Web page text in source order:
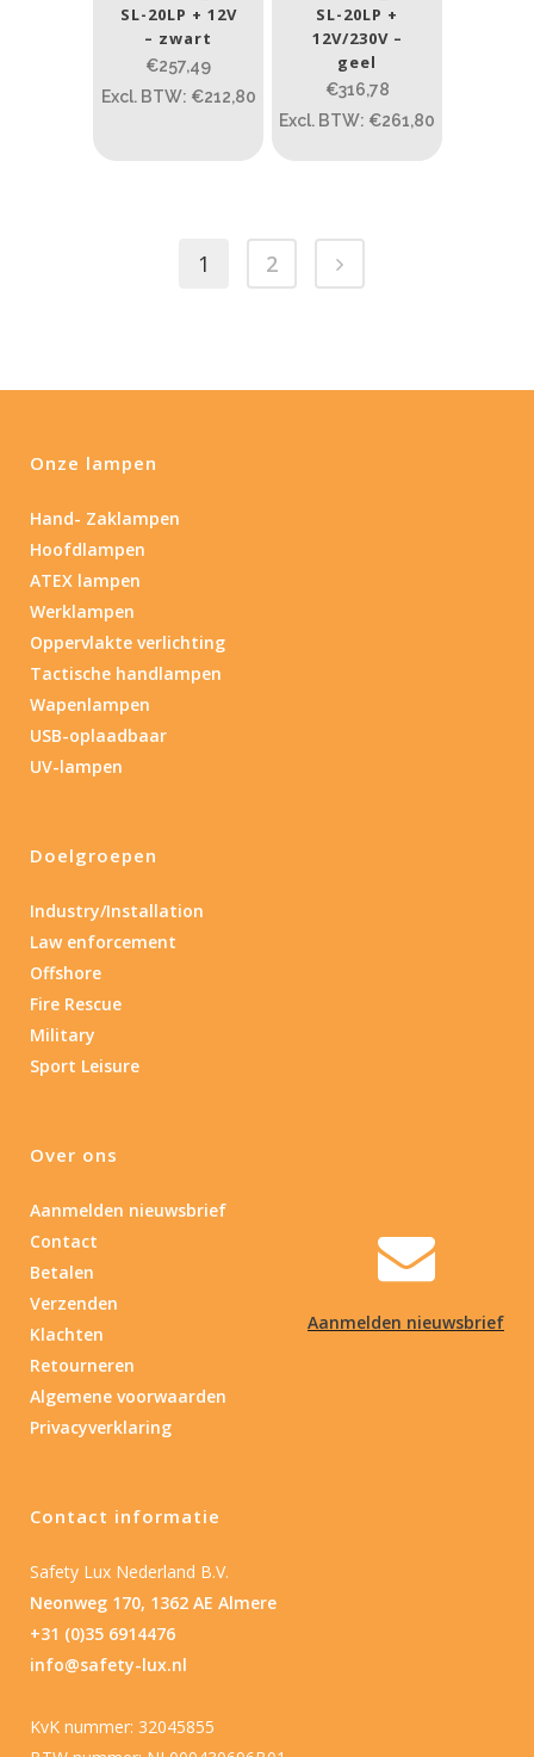
Aanmelden nieuwsbrief
SL-20LP + 12V
– zwart
€257,49
Excl. BTW: €212,80
SL-20LP +
12V/230V –
geel
€316,78
Excl. BTW: €261,80
1 2
Onze lampen
Hand- Zaklampen
Hoofdlampen
ATEX lampen
Werklampen
Oppervlakte verlichting
Tactische handlampen
Wapenlampen
USB-oplaadbaar
UV-lampen
Doelgroepen
Industry/Installation
Law enforcement
Offshore
Fire Rescue
Military
Sport Leisure
Over ons
Aanmelden nieuwsbrief
Contact
Betalen
Verzenden
Klachten
Retourneren
Algemene voorwaarden
Privacyverklaring
Contact informatie
Safety Lux Nederland B.V.
Neonweg 170, 1362 AE Almere
+31 (0)35 6914476
info@safety-lux.nl
KvK nummer: 32045855